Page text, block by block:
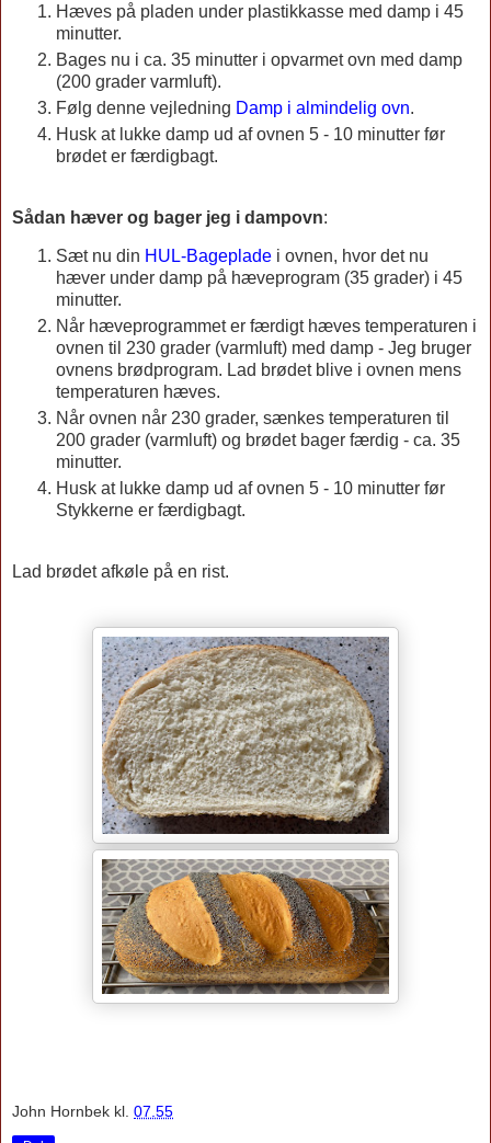
Hæves på pladen under plastikkasse med damp i 45
minutter.
Bages nu i ca. 35 minutter i opvarmet ovn med damp
(200 grader varmluft).
Følg denne vejledning Damp i almindelig ovn.
Husk at lukke damp ud af ovnen 5 - 10 minutter før
brødet er færdigbagt.
Sådan hæver og bager jeg i dampovn:
Sæt nu din HUL-Bageplade i ovnen, hvor det nu
hæver under damp på hæveprogram (35 grader) i 45
minutter.
Når hæveprogrammet er færdigt hæves temperaturen i
ovnen til 230 grader (varmluft) med damp - Jeg bruger
ovnens brødprogram. Lad brødet blive i ovnen mens
temperaturen hæves.
Når ovnen når 230 grader, sænkes temperaturen til
200 grader (varmluft) og brødet bager færdig - ca. 35
minutter.
Husk at lukke damp ud af ovnen 5 - 10 minutter før
Stykkerne er færdigbagt.
Lad brødet afkøle på en rist.
John Hornbek kl. 07.55